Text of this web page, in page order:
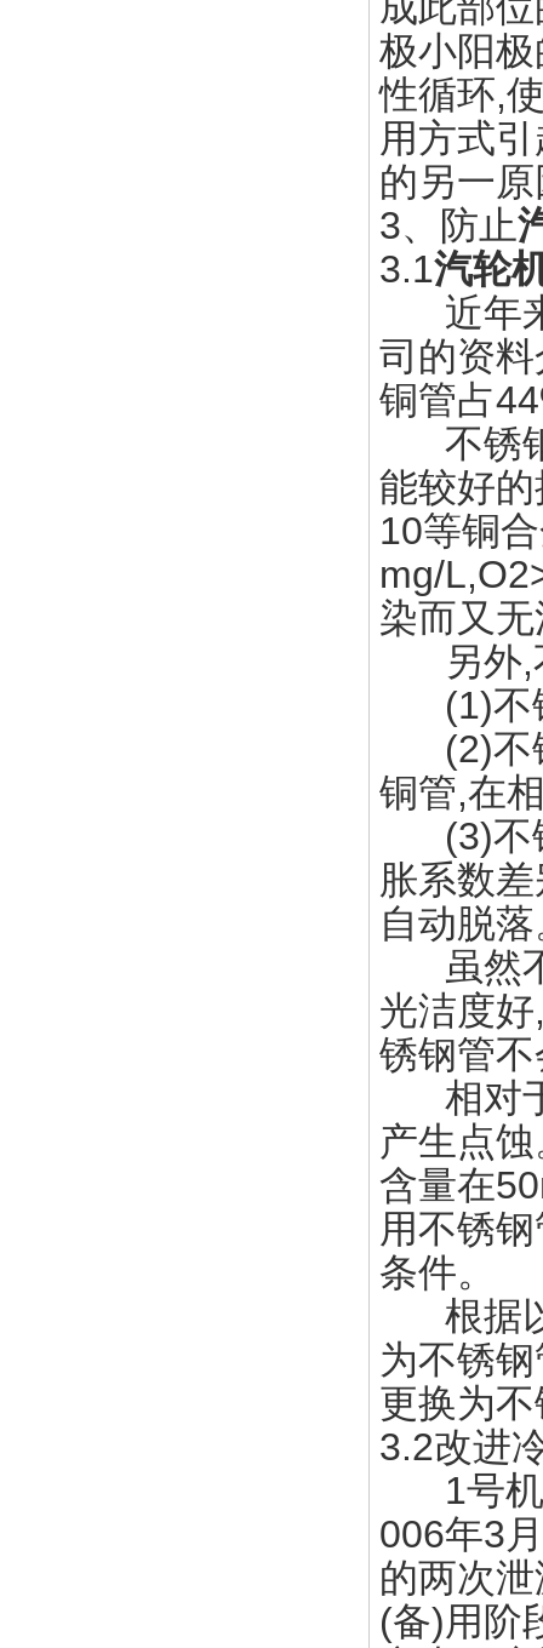
极小阳
性循环,
用方式
的另一
3、防止
3.1汽轮
近年来
司的资
铜管占
不锈钢
能较好
10等铜
mg/
染而又
另外,
(1)不
(2)不
铜管,在
(3)不
胀系数
自动脱
虽然不
光洁度
锈钢管
相对于
产生点
含量在
用不锈
条件。
根据以
为不锈
更换为
3.2改进
1号机
006年3
的两次
(备)用阶